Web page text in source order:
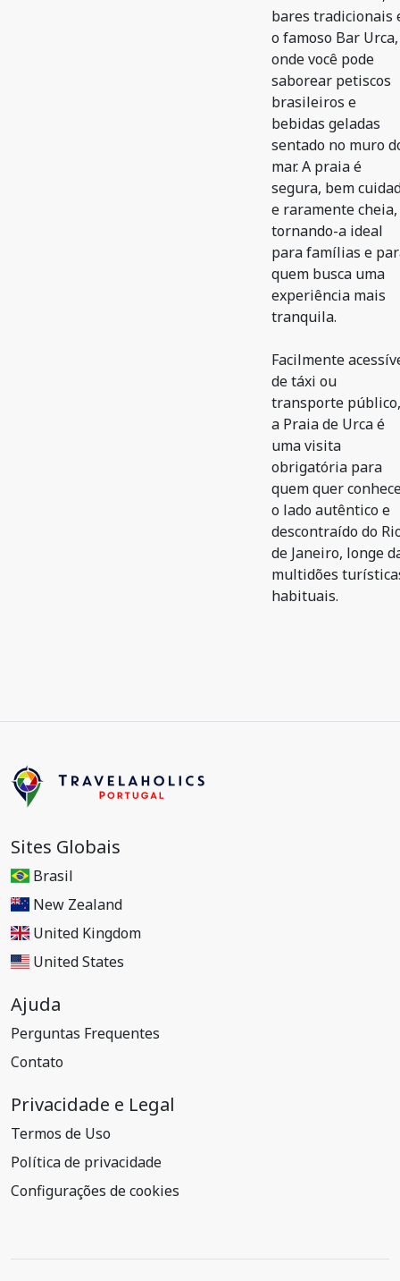
bares tradicionais
o famoso Bar Urca,
onde você pode
saborear petiscos
brasileiros e
bebidas geladas
sentado no muro
mar. A praia é
segura, bem
e raramente cheia,
tornando-a ideal
para famílias e
quem busca uma
experiência mais
tranquila.
Facilmente
de táxi ou
transporte público,
a Praia de Urca é
uma visita
obrigatória para
quem quer
o lado autêntico e
descontraído do
de Janeiro, longe
multidões
habituais.
Sites Globais
Brasil
New Zealand
United Kingdom
United States
Ajuda
Perguntas Frequentes
Contato
Privacidade e Legal
Termos de Uso
Política de privacidade
Configurações de cookies